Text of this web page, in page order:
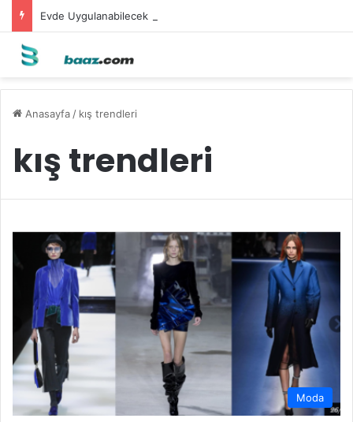
Evde Uygulanabilecek Leke Karşıtı Maskeler
Anasayfa / kış trendleri
kış trendleri
Moda